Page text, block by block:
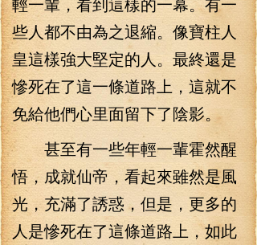
些人都不由為之退縮。像寶柱人
皇這樣強大堅定的人。最終還是
慘死在了這一條道路上，這就不
免給他們心里面留下了陰影。
甚至有一些年輕一輩霍然醒
悟，成就仙帝，看起來雖然是風
光，充滿了誘惑，但是，更多的
人是慘死在了這條道路上，如此